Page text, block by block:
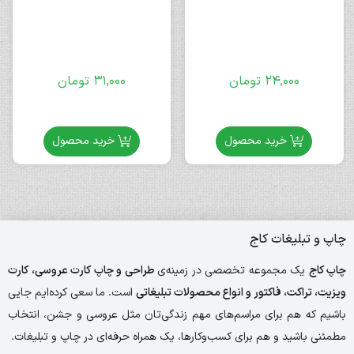
24,000 تومان
خرید محصول
31,000 تومان
خرید محصول
چاپ و تبلیغات کاج
چاپ کاج یک مجموعه تخصصی در زمینه‌یطراحی و چاپ کارت عروسی، کارت
ویزیت، تراکت، فاکتور و انواع محصولات تبلیغاتی است. ما سعی کرده‌ایم جایی
باشیم که هم برای مراسم‌های مهم زندگی‌تان مثل عروسی و جشن، انتخاب
مطمئنی باشید و هم برای کسب‌وکارها، یک همراه حرفه‌ای در چاپ و تبلیغات.